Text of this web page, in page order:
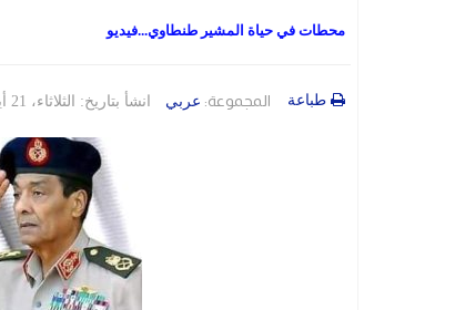
محطات في حياة المشير طنطاوي...فيديو
المجموعة: عربي انشأ بتاريخ: الثلاثاء، 21 أيلول/سبتمبر 2021 17:19 طباعة